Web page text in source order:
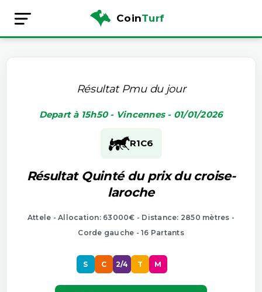
CoinTurf
Résultat Pmu du jour
Depart à 15h50 - Vincennes - 01/01/2026
R1C6
Résultat Quinté du prix du croise-
laroche
Attele - Allocation: 63000€ - Distance: 2850 mètres -
Corde gauche - 16 Partants
S C 2/4 T M